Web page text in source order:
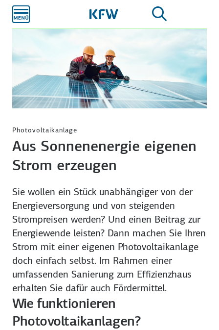
Hauptinhalt
Photovoltaikanlage
Aus Sonnenenergie eigenen
Strom erzeugen
Sie wollen ein Stück unabhängiger von der
Energie­versorgung und von steigenden
Strom­preisen werden? Und einen Beitrag zur
Energie­wende leisten? Dann machen Sie Ihren
Strom mit einer eigenen Photo­voltaikanlage
doch einfach selbst. Im Rahmen einer
umfassenden Sanierung zum Effizienz­haus
erhalten Sie dafür auch Förder­mittel.
Wie funktionieren
Photovoltaikanlagen?